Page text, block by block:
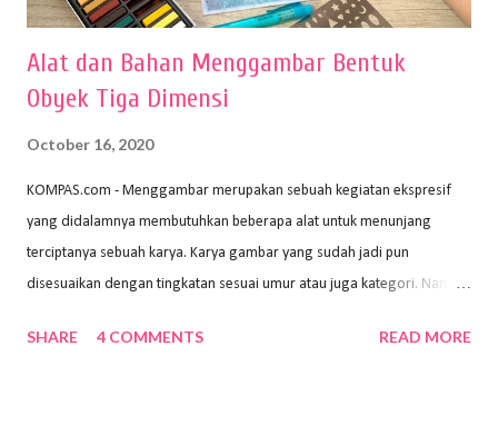
Alat dan Bahan Menggambar Bentuk
Obyek Tiga Dimensi
October 16, 2020
KOMPAS.com - Menggambar merupakan sebuah kegiatan ekspresif
yang didalamnya membutuhkan beberapa alat untuk menunjang
terciptanya sebuah karya. Karya gambar yang sudah jadi pun
disesuaikan dengan tingkatan sesuai umur atau juga kategori. Namun,
sehingga hasilnya bisa dilihat. Peran alat dan bahan sangat
SHARE 4 COMMENTS READ MORE